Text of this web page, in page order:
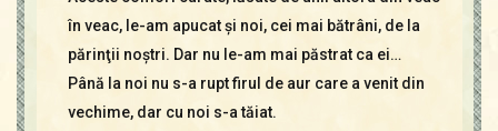
în veac, le-am apucat şi noi, cei mai bătrâni, de la
părinţii noştri. Dar nu le-am mai păstrat ca ei…
Până la noi nu s-a rupt firul de aur care a venit din
vechime, dar cu noi s-a tăiat.